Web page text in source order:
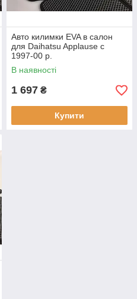
Авто килимки EVA в салон
для Daihatsu Applause c
1997-00 р.
В наявності
1 697 ₴
Купити